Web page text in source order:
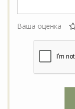
Ваша оценка